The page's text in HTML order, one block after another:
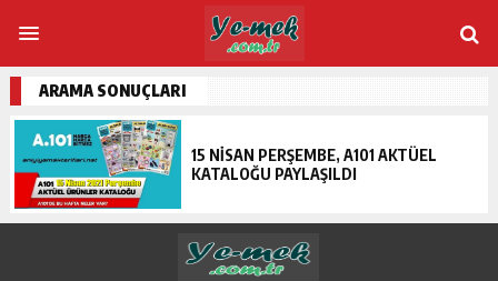
ARAMA SONUÇLARI
15 NISAN PERŞEMBE, A101 AKTÜEL
KATALOĞU PAYLAŞILDI